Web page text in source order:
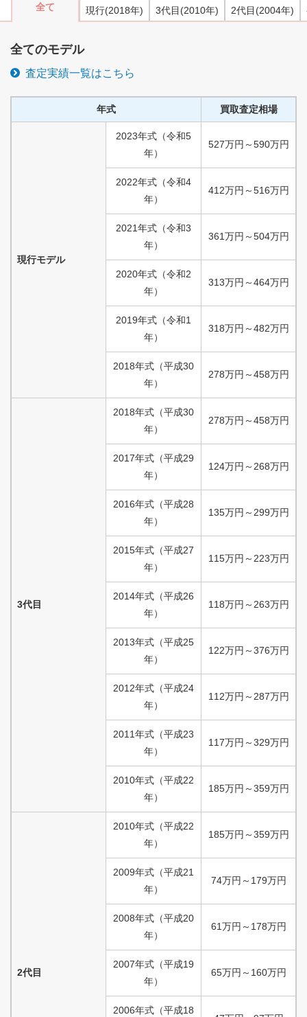
全て 現行(2018年) 3代目 (2010年) 2代目 (2004年)
全てのモデル
査定実績一覧はこちら
年式 買取査定相場
現行モデル
2023年式 （令和5
年）
527万円 ～590万円
2022年式 （令和4
年）
412万円 ～516万円
2021年式 （令和3
年）
361万円 ～504万円
2020年式 （令和2
年）
313万円 ～464万円
2019年式 （令和1
年）
318万円 ～482万円
2018年式 （平成30
年）
278万円 ～458万円
3代目
2018年式 （平成30
年）
278万円 ～458万円
2017年式 （平成29
年）
124万円 ～ 268万円
2016年式 （平成28
年）
135万円 ～ 299万円
2015年式 （平成27
年）
115万円 ～ 223万円
2014年式 （平成26
年）
118万円 ～ 263万円
2013年式 （平成25
年）
122万円 ～376万円
2012年式 （平成24
年）
112万円 ～ 287万円
2011年式 （平成23
年）
117万円 ～329万円
2010年式 （平成22
年）
185万円 ～359万円
2代目
2010年式 （平成22
年）
185万円 ～359万円
2009年式 （平成21
年）
74万円 ～ 179万円
2008年式 （平成20
年）
61万円 ～ 178万円
2007年式 （平成19
年）
65万円 ～ 160万円
2006年式 （平成18